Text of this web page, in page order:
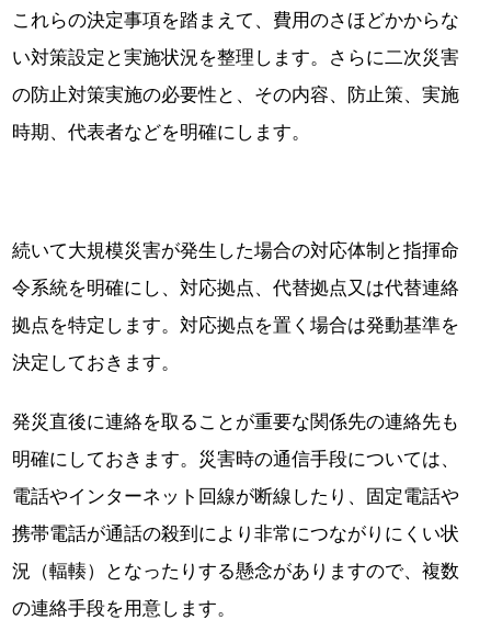
これらの決定事項を踏まえて、費用のさほどかからな
い対策設定と実施状況を整理します。さらに二次災害
の防止対策実施の必要性と、その内容、防止策、実施
時期、代表者などを明確にします。
続いて大規模災害が発生した場合の対応体制と指揮命
令系統を明確にし、対応拠点、代替拠点又は代替連絡
拠点を特定します。対応拠点を置く場合は発動基準を
決定しておきます。
発災直後に連絡を取ることが重要な関係先の連絡先も
明確にしておきます。災害時の通信手段については、
電話やインターネット回線が断線したり、固定電話や
携帯電話が通話の殺到により非常につながりにくい状
況（輻輳）となったりする懸念がありますので、複数
の連絡手段を用意します。